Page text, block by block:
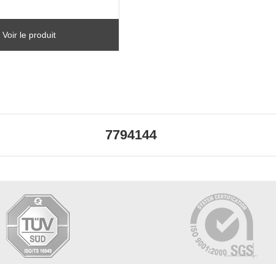
Voir le produit
7794144